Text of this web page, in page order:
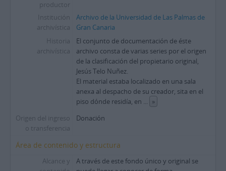
productor
Institución
archivística
Archivo de la Universidad de Las Palmas de
Gran Canaria
Historia
archivística
El conjunto de documentación de éste
archivo consta de varias series por el origen
de la clasificación del propietario original,
Jesús Telo Nuñez.
El material estaba localizado en una sala
anexa al despacho de su creador, sita en el
piso dónde residía, en ... »
Origen del ingreso
o transferencia
Donación
Área de contenido y estructura
Alcance y
A través de este fondo único y original se